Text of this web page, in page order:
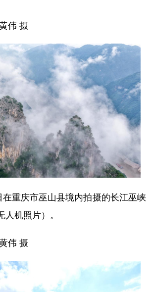
伟 摄
重庆市巫山县境内拍摄的长江巫峡
机照片）。
伟 摄